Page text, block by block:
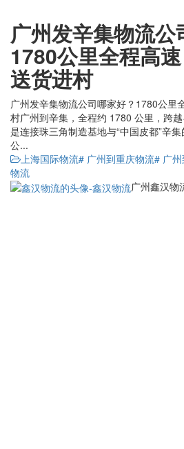
广州发辛集物流公
1780公里全程高
送货进村
广州发辛集物流公司哪家好？1780公里
村广州到辛集，全程约 1780 公里，跨
是连接珠三角制造基地与“中国皮都”辛
公...
上海国际物流# 广州到重庆物流# 广
物流
广州鑫汉物